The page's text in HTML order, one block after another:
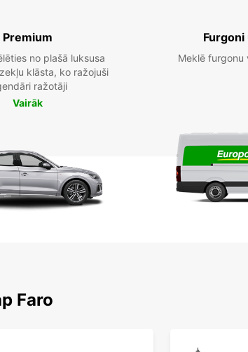
Premium
no plašā luksusa
klāsta, ko ražojuši
ražotāji
Vairāk
Meklē furgonu
Faro